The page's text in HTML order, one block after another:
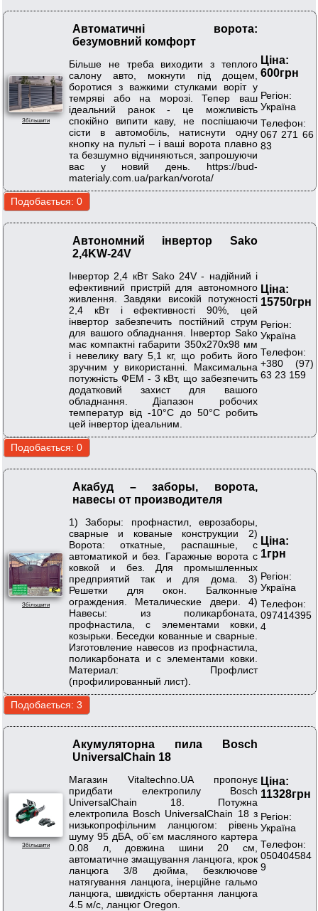
Збільшити
Автоматичні ворота:
безумовний комфорт
Більше не треба виходити з теплого
салону авто, мокнути під дощем,
боротися з важкими стулками воріт у
темряві або на морозі. Тепер ваш
ідеальний ранок - це можливість
спокійно випити каву, не поспішаючи
сісти в автомобіль, натиснути одну
кнопку на пульті – і ваші ворота плавно
та безшумно відчиняються, запрошуючи
вас у новий день. https://bud-
materialy.com.ua/parkan/vorota/
Ціна:
600грн
Регіон:
Україна
Телефон:
067 271 66
83
Автономний інвертор Sako
2,4KW-24V
Інвертор 2,4 кВт Sako 24V - надійний і
ефективний пристрій для автономного
живлення. Завдяки високій потужності
2,4 кВт і ефективності 90%, цей
інвертор забезпечить постійний струм
для вашого обладнання. Інвертор Sako
має компактні габарити 350x270x98 мм
і невелику вагу 5,1 кг, що робить його
зручним у використанні. Максимальна
потужність ФЕМ - 3 кВт, що забезпечить
додатковий захист для вашого
обладнання. Діапазон робочих
температур від -10°C до 50°C робить
цей інвертор ідеальним.
Ціна:
15750грн
Регіон:
Україна
Телефон:
+380 (97)
63 23 159
Збільшити
Акабуд – заборы, ворота,
навесы от производителя
1) Заборы: профнастил, еврозаборы,
сварные и кованые конструкции 2)
Ворота: откатные, распашные, с
автоматикой и без. Гаражные ворота с
ковкой и без. Для промышленных
предприятий так и для дома. 3)
Решетки для окон. Балконные
ограждения. Металические двери. 4)
Навесы: из поликарбоната,
профнастила, с элементами ковки,
козырьки. Беседки кованные и сварные.
Изготовление навесов из профнастила,
поликарбоната и с элементами ковки.
Материал: Профлист
(профилированный лист).
Ціна:
1грн
Регіон:
Україна
Телефон:
097414395
4
Збільшити
Акумуляторна пила Bosch
UniversalChain 18
Магазин Vitaltechno.UA пропонує
придбати електропилу Bosch
UniversalChain 18. Потужна
електропила Bosch UniversalChain 18 з
низькопрофільним ланцюгом: рівень
шуму 95 дБА, об`єм масляного картера
0.08 л, довжина шини 20 см,
автоматичне змащування ланцюга, крок
ланцюга 3/8 дюйма, безключове
натягування ланцюга, інерційне гальмо
ланцюга, швидкість обертання ланцюга
4.5 м/с, ланцюг Oregon.
Ціна:
11328грн
Регіон:
Україна
Телефон:
050404584
9